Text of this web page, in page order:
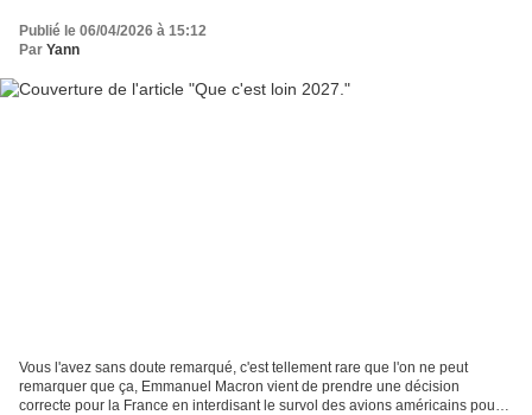
Publié le 06/04/2026 à 15:12
Par Yann
Vous l'avez sans doute remarqué, c'est tellement rare que l'on ne peut
remarquer que ça, Emmanuel Macron vient de prendre une décision
correcte pour la France en interdisant le survol des avions américains pour